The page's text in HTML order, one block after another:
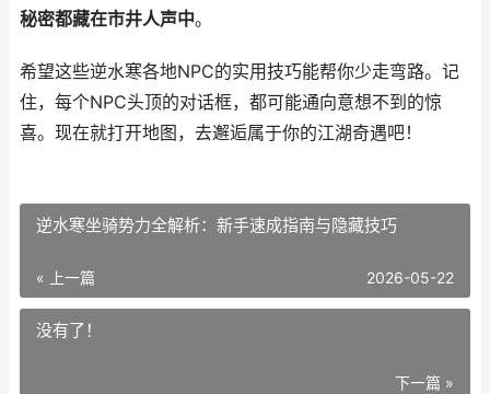
秘密都藏在市井人声中。
希望这些逆水寒各地NPC的实用技巧能帮你少走弯路。记
住，每个NPC头顶的对话框，都可能通向意想不到的惊
喜。现在就打开地图，去邂逅属于你的江湖奇遇吧！
逆水寒坐骑势力全解析：新手速成指南与隐藏技巧
« 上一篇 2026-05-22
没有了！
下一篇 »